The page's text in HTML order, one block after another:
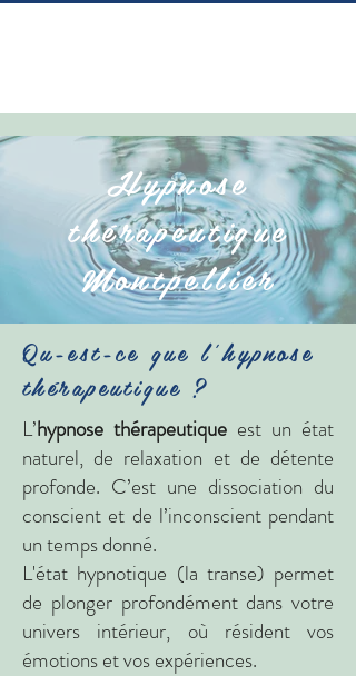
Hypnose
thérapeutique
Montpellier
Qu-est-ce que l'hypnose
thérapeutique ?
L’hypnose thérapeutique est un état
naturel, de relaxation et de détente
profonde. C’est une dissociation du
conscient et de l’inconscient pendant
un temps donné.
L'état hypnotique (la transe) permet
de plonger profondément dans votre
univers intérieur, où résident vos
émotions et vos expériences.